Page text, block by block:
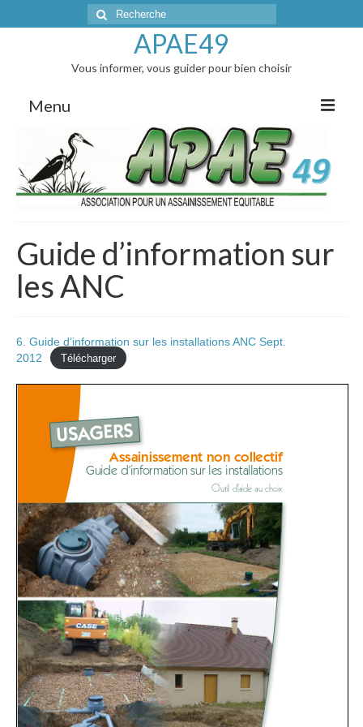
Rechercher
:
APAE49
Vous informer, vous guider pour bien choisir
Menu
Accueil
L’actualité
AG et réunions d’infos
Correspondances avec les Elus
Les vidanges groupées : tarifs 2026
Assainissement Non Collectif (ANC)
Systèmes
Les différentes solutions de traitement
Les fosses toutes eaux
Les microstations
Les filtres compacts
Informations conseils
Guide d’information sur les ANC
Textes de loi sur l’eau
Les contrôles du SPANC et réhabilitations
Guide d’information sur
les ANC
6. Guide d’information sur les installations ANC Sept.
2012
Télécharger